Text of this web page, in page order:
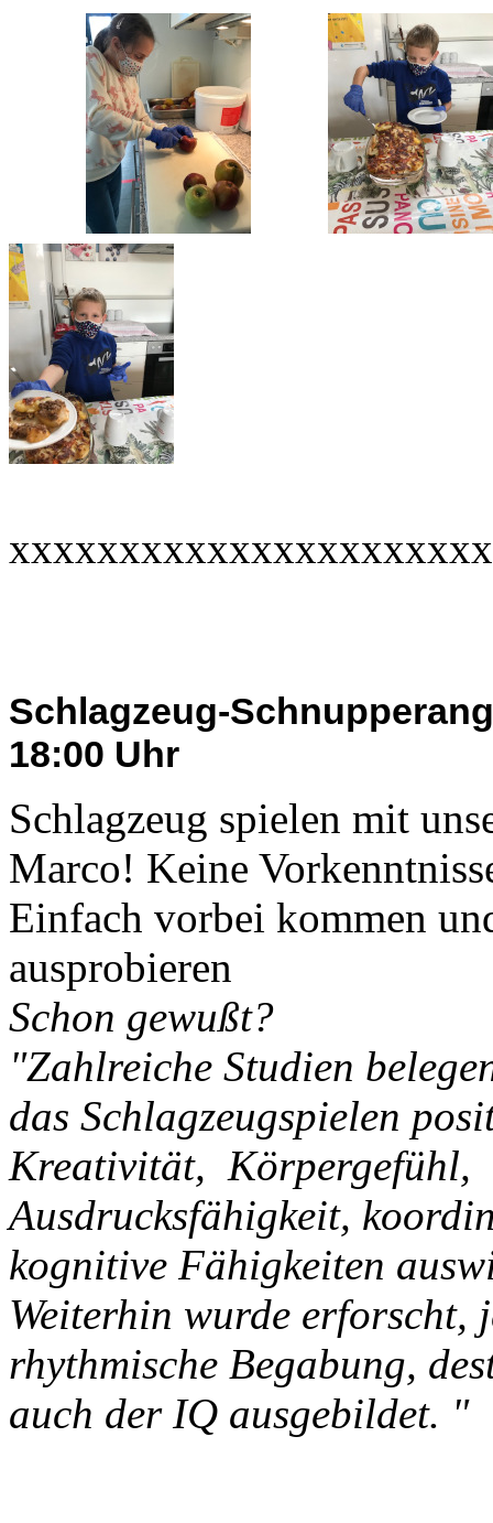
Schlagzeug-
18:00 Uhr
Schlagzeug spielen mit
Marco! Keine
Einfach vorbei kommen
ausprobieren
Schon gewußt?
"Zahlreiche Studien
das Schlagzeugspielen
Kreativität, Körpergefühl,
Ausdrucksfähigkeit,
kognitive Fähigkeiten
Weiterhin wurde erforscht,
rhythmische Begabung,
auch der IQ ausgebildet. "